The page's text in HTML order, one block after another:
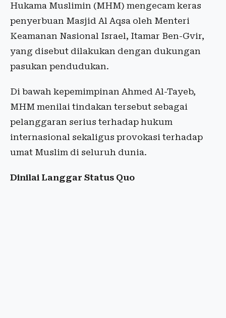
Hukama Muslimin (MHM) mengecam keras
penyerbuan Masjid Al Aqsa oleh Menteri
Keamanan Nasional Israel, Itamar Ben-Gvir,
yang disebut dilakukan dengan dukungan
pasukan pendudukan.
Di bawah kepemimpinan Ahmed Al-Tayeb,
MHM menilai tindakan tersebut sebagai
pelanggaran serius terhadap hukum
internasional sekaligus provokasi terhadap
umat Muslim di seluruh dunia.
Dinilai Langgar Status Quo